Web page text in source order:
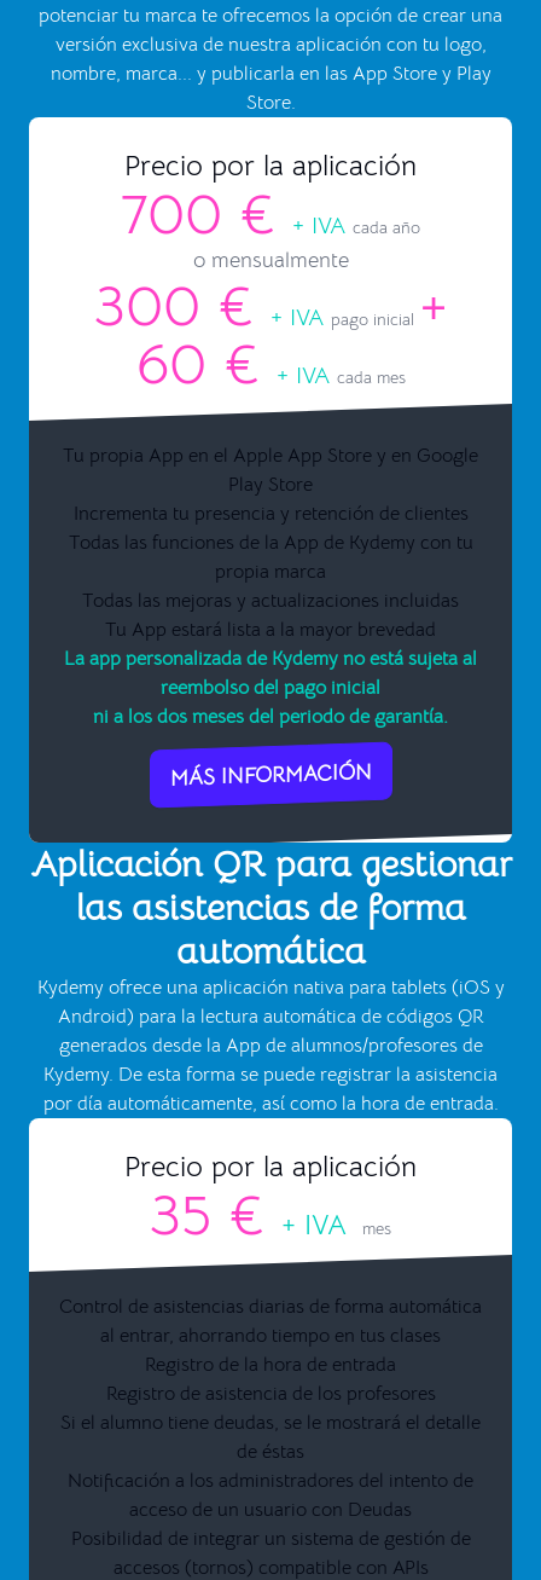
potenciar tu marca te ofrecemos la opción de crear una
versión exclusiva de nuestra aplicación con tu logo,
nombre, marca... y publicarla en las App Store y Play
Store.
Precio por la aplicación
700 € + IVA cada año
o mensualmente
300 € + IVA pago inicial +
60 €
+ IVA cada mes
Tu propia App en el Apple App Store y en Google
Play Store
Incrementa tu presencia y retención de clientes
Todas las funciones de la App de Kydemy con tu
propia marca
Todas las mejoras y actualizaciones incluidas
Tu App estará lista a la mayor brevedad
La app personalizada de Kydemy no está sujeta al
reembolso del pago inicial
ni a los dos meses del periodo de garantía.
MÁS INFORMACIÓN
Aplicación QR para gestionar
las asistencias de forma
automática
Kydemy ofrece una aplicación nativa para tablets (iOS y
Android) para la lectura automática de códigos QR
generados desde la App de alumnos/profesores de
Kydemy. De esta forma se puede registrar la asistencia
por día automáticamente, así como la hora de entrada.
Precio por la aplicación
35 € + IVA mes
Control de asistencias diarias de forma automática
al entrar, ahorrando tiempo en tus clases
Registro de la hora de entrada
Registro de asistencia de los profesores
Si el alumno tiene deudas, se le mostrará el detalle
de éstas
Notificación a los administradores del intento de
acceso de un usuario con Deudas
Posibilidad de integrar un sistema de gestión de
accesos (tornos) compatible con APIs